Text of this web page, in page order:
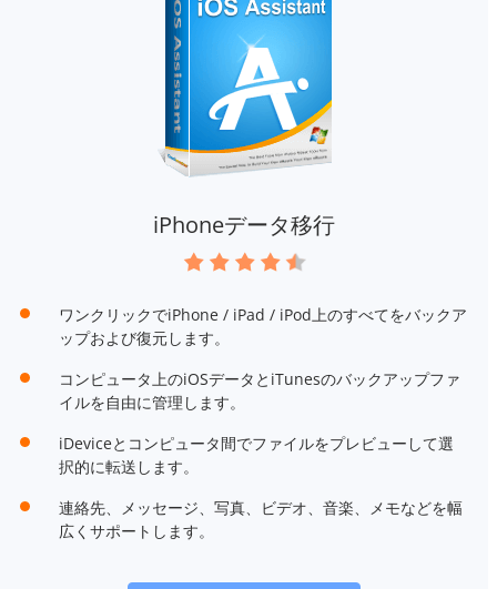
iPhoneデータ移行
ワンクリックでiPhone / iPad / iPod上のすべてをバックア
ップおよび復元します。
コンピュータ上のiOSデータとiTunesのバックアップファ
イルを自由に管理します。
iDeviceとコンピュータ間でファイルをプレビューして選
択的に転送します。
連絡先、メッセージ、写真、ビデオ、音楽、メモなどを幅
広くサポートします。